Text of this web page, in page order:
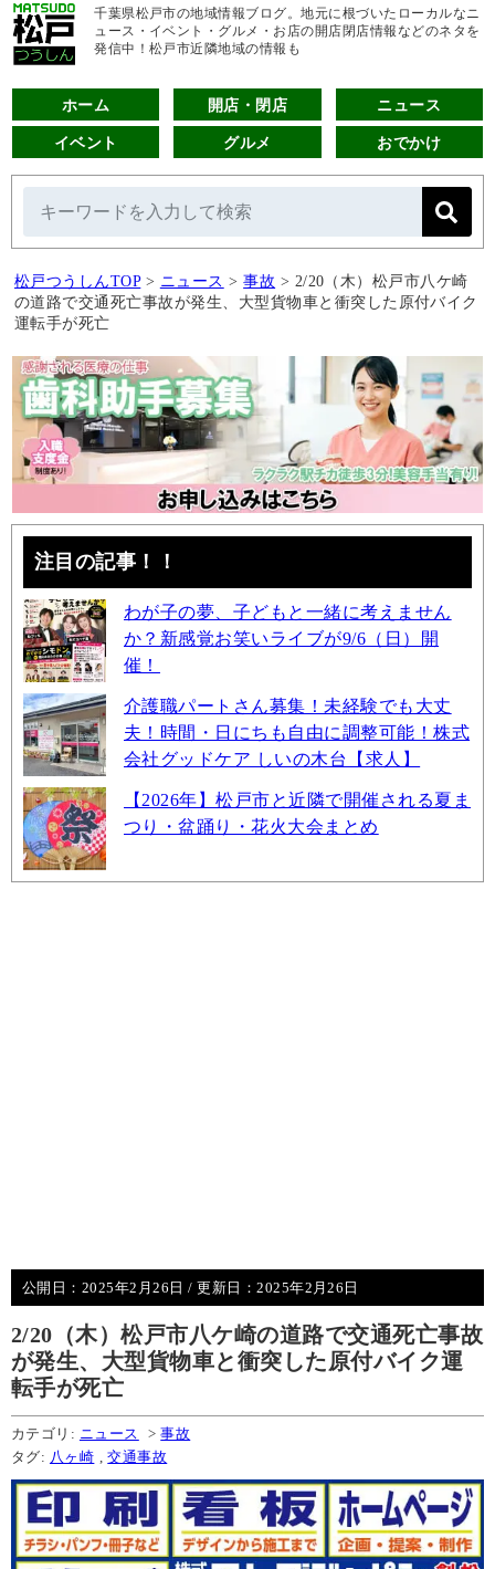
千葉県松戸市の地域情報ブログ。地元に根づいたローカルなニ
ュース・イベント・グルメ・お店の開店閉店情報などのネタを
発信中！松戸市近隣地域の情報も
ホーム 開店・閉店 ニュース
イベント グルメ おでかけ
松戸つうしんTOP > ニュース > 事故 > 2/20（木）松戸市八ケ崎
の道路で交通死亡事故が発生、大型貨物車と衝突した原付バイク
運転手が死亡
注目の記事！！
わが子の夢、子どもと一緒に考えません
か？新感覚お笑いライブが9/6（日）開
催！
介護職パートさん募集！未経験でも大丈
夫！時間・日にちも自由に調整可能！株式
会社グッドケア しいの木台【求人】
【2026年】松戸市と近隣で開催される夏ま
つり・盆踊り・花火大会まとめ
公開日： 2025年2月26日 / 更新日：2025年2月26日
2/20（木）松戸市八ケ崎の道路で交通死亡事故
が発生、大型貨物車と衝突した原付バイク運
転手が死亡
カテゴリ: ニュース >事故
タグ: 八ヶ崎 ,交通事故